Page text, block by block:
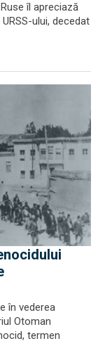
îl apreciază
ului, decedat
în vederea
Otoman
termen